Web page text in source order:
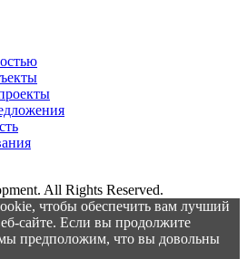
All Rights Reserved.
чтобы обеспечить вам лучший
сайте. Если вы продолжите
мы предположим, что вы довольны